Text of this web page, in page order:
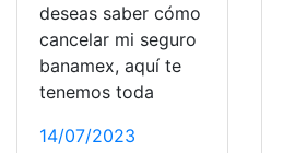
deseas saber cómo
cancelar mi seguro
banamex, aquí te
tenemos toda
14/07/2023